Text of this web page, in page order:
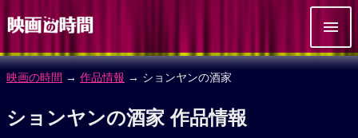
映画の時間 → 作品情報 → ションヤンの酒家
ションヤンの酒家 作品情報